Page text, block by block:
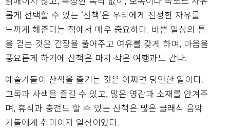
롭게 선택할 수 있는 ‘산책’은 우리에게 진정한 자유를
느끼게 해준다는 점에서 매우 중요하다. 바쁜 일상의 틈
을 걷는 것은 긴장을 풀어주고 여유를 갖게 하며, 마음을
풍요롭게 하기에 산책은 마치 작은 여행과도 같다.
예술가들이 산책을 즐기는 것은 어쩌면 당연한 일이다.
고독과 사색을 즐길 수 있고, 많은 영감과 소재를 안겨주
며, 휴식과 충전도 할 수 있는 산책은 많은 클래식 음악
가들에게 취미이자 일상이었다.